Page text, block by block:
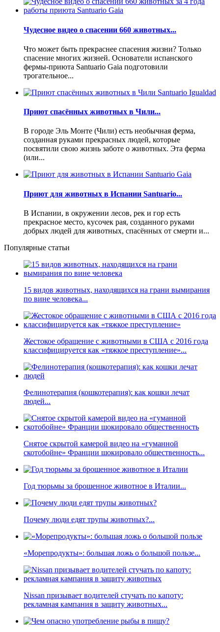
Чудесное видео о спасении 660 животных...
Что может быть прекраснее спасения жизни? Только
спасение многих жизней. Основатели испанского
фермы-приюта Santuario Gaia подготовили
трогательное...
Приют спасённых животных в Чили...
В городе Эль Монте (Чили) есть необычная ферма,
созданная руками прекрасных людей, которые
посвятили свою жизнь заботе о животных. Эта ферма
(или...
Приют для животных в Испании Santuario...
В Испании, в окружении лесов, рек и гор есть
прекрасное место, кусочек рая, созданного руками
добрых людей для животных, спасённых от смерти и...
Популярные статьи
15 видов животных, находящихся на грани вымирания
по вине человека...
Жестокое обращение с животными в США с 2016 года
классифицируется как «тяжкое преступление»...
Фелинотерапия (кошкотерапия): как кошки лечат
людей...
Снятое скрытой камерой видео на «гуманной
скотобойне» Франции шокировало общественность...
Год тюрьмы за брошенное животное в Италии...
Почему люди едят трупы животных?...
«Морепродукты»: большая ложь о большой пользе...
Nissan призывает водителей стучать по капоту:
рекламная кампания в защиту животных...